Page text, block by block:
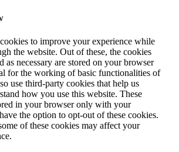
to improve your experience while
the website. Out of these, the cookies
as necessary are stored on your browser
for the working of basic functionalities of
use third-party cookies that help us
how you use this website. These
in your browser only with your
the option to opt-out of these cookies.
of these cookies may affect your